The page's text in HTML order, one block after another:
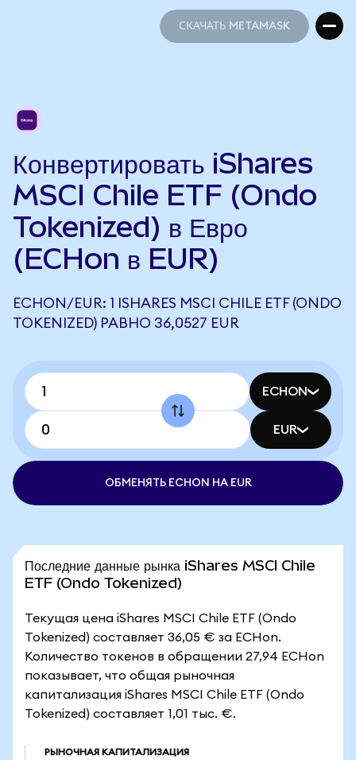
СКАЧАТЬ METAMASK
Конвертировать iShares
MSCI Chile ETF (Ondo
Tokenized) в Евро
(ECHon в EUR)
ECHON/EUR: 1 ISHARES MSCI CHILE ETF (ONDO
TOKENIZED) РАВНО 36,0527 EUR
ECHON
EUR
ОБМЕНЯТЬ ECHON НА EUR
Последние данные рынка iShares MSCI Chile
ETF (Ondo Tokenized)
Текущая цена iShares MSCI Chile ETF (Ondo
Tokenized) составляет 36,05 € за ECHon.
Количество токенов в обращении 27,94 ECHon
показывает, что общая рыночная
капитализация iShares MSCI Chile ETF (Ondo
Tokenized) составляет 1,01 тыс. €.
РЫНОЧНАЯ КАПИТАЛИЗАЦИЯ